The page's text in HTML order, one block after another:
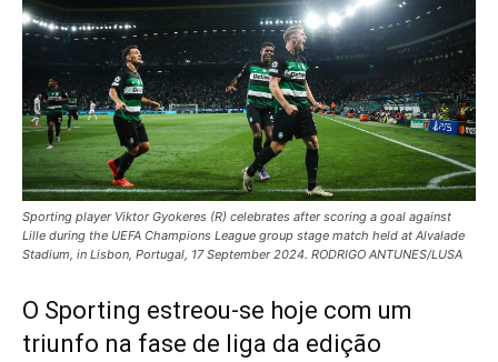
Sporting player Viktor Gyokeres (R) celebrates after scoring a goal against
Lille during the UEFA Champions League group stage match held at Alvalade
Stadium, in Lisbon, Portugal, 17 September 2024. RODRIGO ANTUNES/LUSA
O Sporting estreou-se hoje com um
triunfo na fase de liga da edição